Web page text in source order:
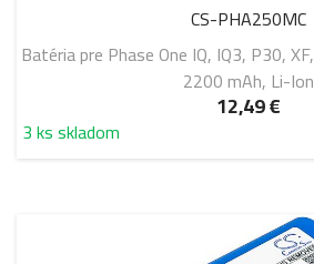
CS-PHA250MC
Batéria pre Phase One IQ, IQ3, P30,
2200 mAh, Li-Ion
12,49 €
3 ks skladom